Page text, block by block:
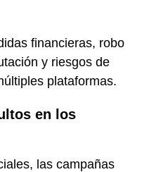
financieras, robo
y riesgos de
plataformas.
en los
las campañas